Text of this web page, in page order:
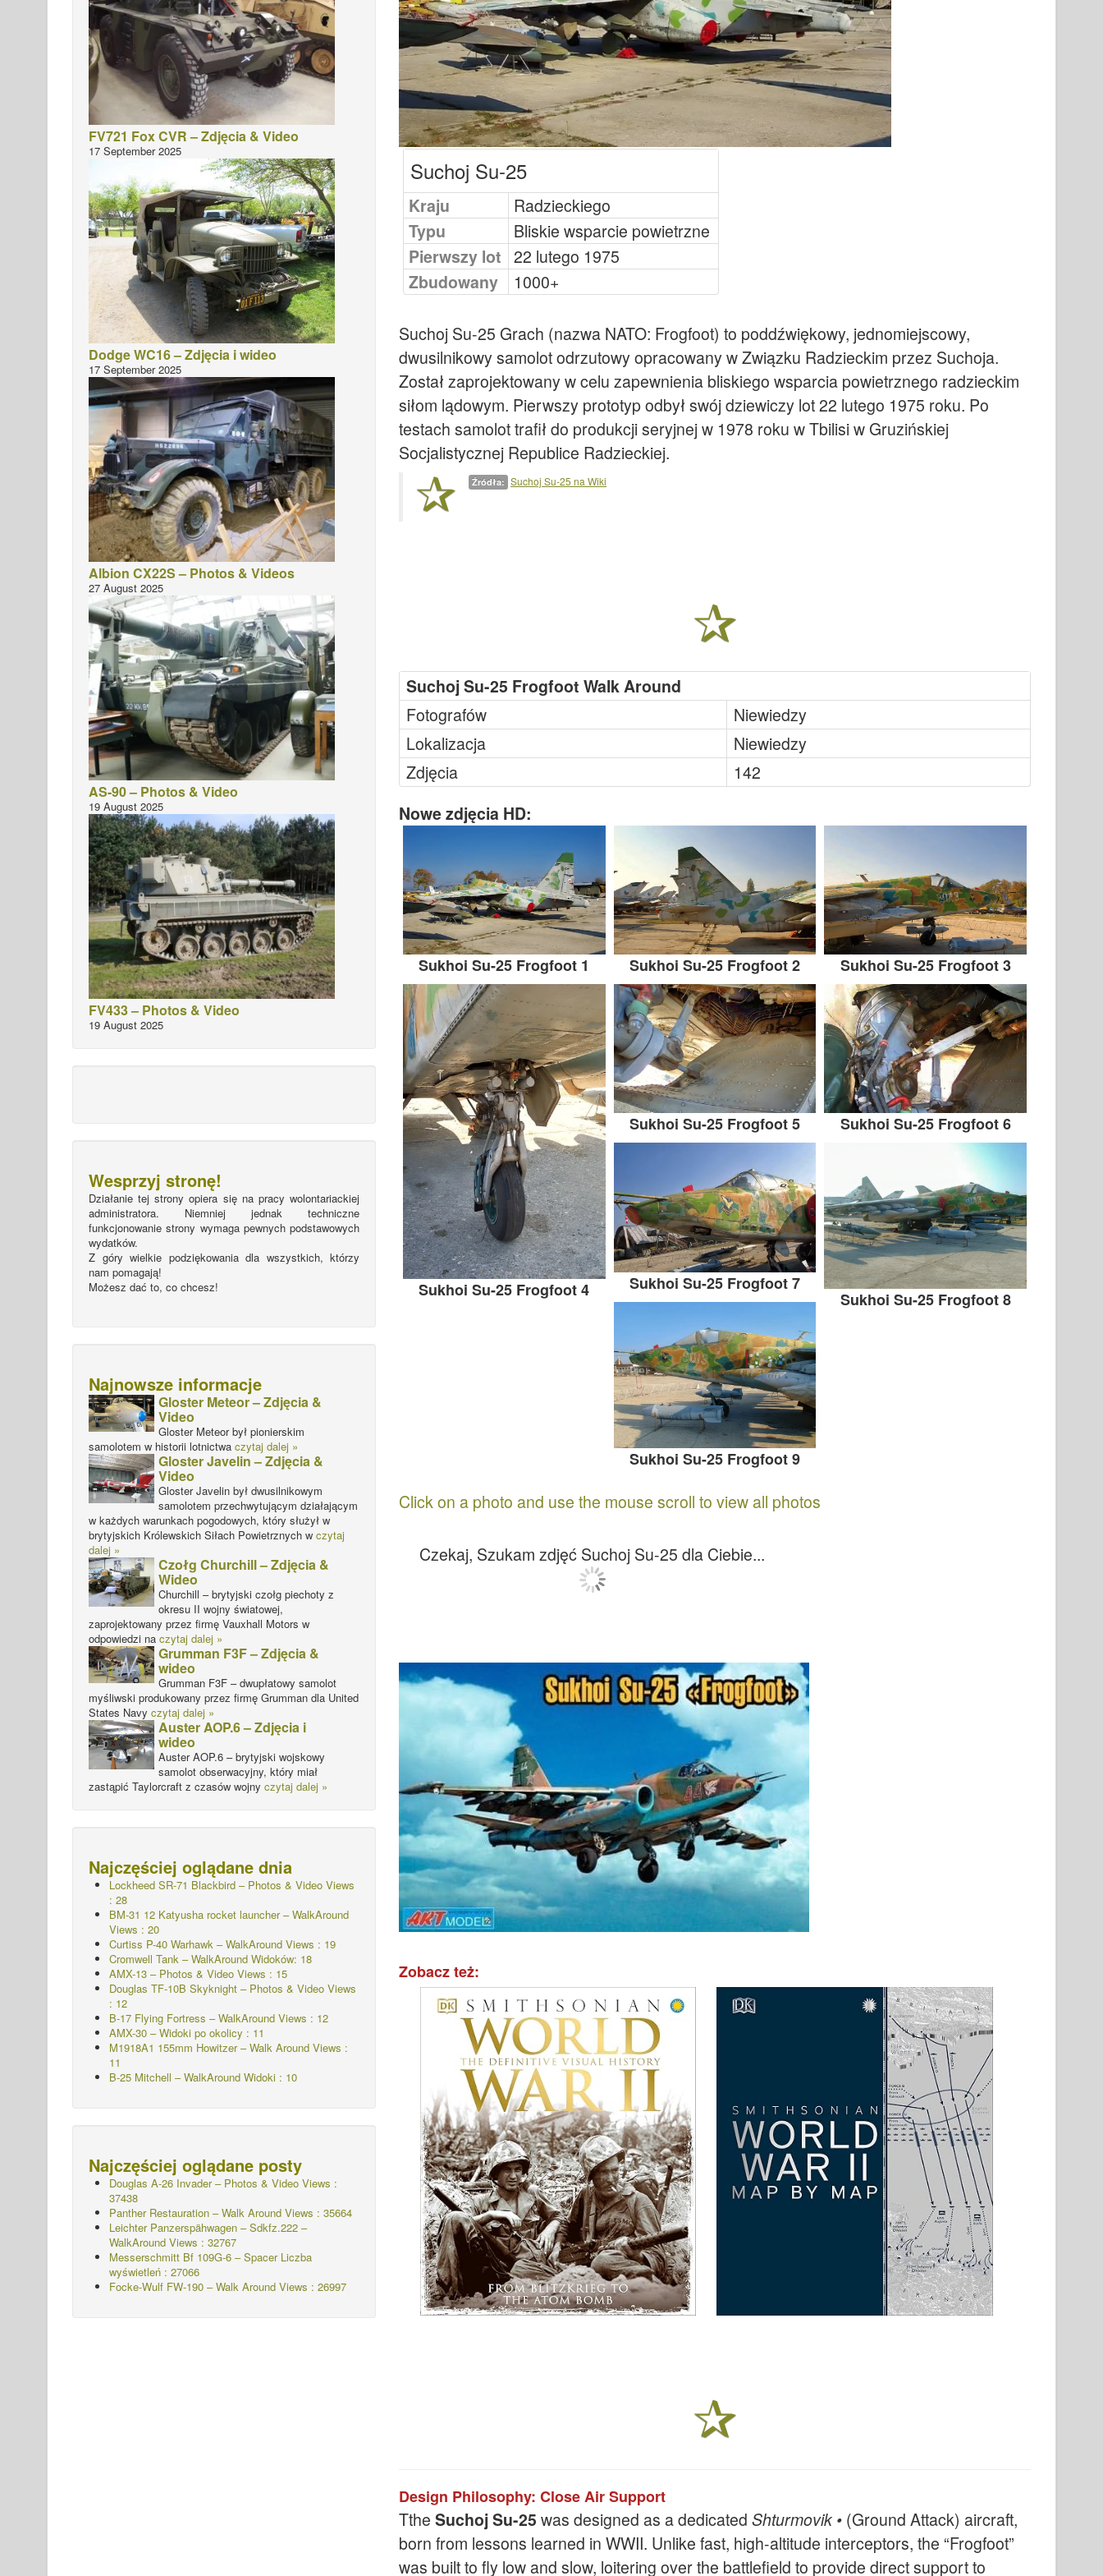
Suchoj Su-25
Kraju
Radzieckiego
Typu
Bliskie wsparcie powietrzne
Pierwszy lot 22 lutego 1975
Zbudowany
1000+
Suchoj Su-25 Grach (nazwa NATO: Frogfoot) to poddźwiękowy, jednomiejscowy,
dwusilnikowy samolot odrzutowy opracowany w Związku Radzieckim przez Suchoja.
Został zaprojektowany w celu zapewnienia bliskiego wsparcia powietrznego radzieckim
siłom lądowym. Pierwszy prototyp odbył swój dziewiczy lot 22 lutego 1975 roku. Po
testach samolot trafił do produkcji seryjnej w 1978 roku w Tbilisi w Gruzińskiej
Socjalistycznej Republice Radzieckiej.
Źródła: Suchoj Su-25 na Wiki
Suchoj Su-25 Frogfoot Walk Around
Fotografów
Niewiedzy
Lokalizacja
Niewiedzy
Zdjęcia
142
Nowe zdjęcia HD:
Sukhoi Su-25 Frogfoot 1 Sukhoi Su-25 Frogfoot 2 Sukhoi Su-25 Frogfoot 3
Sukhoi Su-25 Frogfoot 4
Sukhoi Su-25 Frogfoot 5 Sukhoi Su-25 Frogfoot 6
Sukhoi Su-25 Frogfoot 7
Sukhoi Su-25 Frogfoot 8
Sukhoi Su-25 Frogfoot 9
Click on a photo and use the mouse scroll to view all photos
Czekaj, Szukam zdjęć Suchoj Su-25 dla Ciebie...
Zobacz też:
Design Philosophy: Close Air Support
Tthe Suchoj Su-25 was designed as a dedicated Shturmovik • (Ground Attack) aircraft,
born from lessons learned in WWII. Unlike fast, high-altitude interceptors, the “Frogfoot”
was built to fly low and slow, loitering over the battlefield to provide direct support to
FV721 Fox CVR – Zdjęcia & Video
17 September 2025
Dodge WC16 – Zdjęcia i wideo
17 September 2025
Albion CX22S – Photos & Videos
27 August 2025
AS-90 – Photos & Video
19 August 2025
FV433 – Photos & Video
19 August 2025
Wesprzyj stronę!
Działanie tej strony opiera się na pracy wolontariackiej
administratora. Niemniej jednak techniczne
funkcjonowanie strony wymaga pewnych podstawowych
wydatków.
Z góry wielkie podziękowania dla wszystkich, którzy
nam pomagają!
Możesz dać to, co chcesz!
Najnowsze informacje
Gloster Meteor – Zdjęcia &
Video
Gloster Meteor był pionierskim
samolotem w historii lotnictwa czytaj dalej »
Gloster Javelin – Zdjęcia &
Video
Gloster Javelin był dwusilnikowym
samolotem przechwytującym działającym
w każdych warunkach pogodowych, który służył w
brytyjskich Królewskich Siłach Powietrznych w czytaj
dalej »
Czołg Churchill – Zdjęcia &
Wideo
Churchill – brytyjski czołg piechoty z
okresu II wojny światowej,
zaprojektowany przez firmę Vauxhall Motors w
odpowiedzi na czytaj dalej »
Grumman F3F – Zdjęcia &
wideo
Grumman F3F – dwupłatowy samolot
myśliwski produkowany przez firmę Grumman dla United
States Navy czytaj dalej »
Auster AOP.6 – Zdjęcia i
wideo
Auster AOP.6 – brytyjski wojskowy
samolot obserwacyjny, który miał
zastąpić Taylorcraft z czasów wojny czytaj dalej »
Najczęściej oglądane dnia
Lockheed SR-71 Blackbird – Photos & Video Views
: 28
BM-31 12 Katyusha rocket launcher – WalkAround
Views : 20
Curtiss P-40 Warhawk – WalkAround Views : 19
Cromwell Tank – WalkAround Widoków: 18
AMX-13 – Photos & Video Views : 15
Douglas TF-10B Skyknight – Photos & Video Views
: 12
B-17 Flying Fortress – WalkAround Views : 12
AMX-30 – Widoki po okolicy : 11
M1918A1 155mm Howitzer – Walk Around Views :
11
B-25 Mitchell – WalkAround Widoki : 10
Najczęściej oglądane posty
Douglas A-26 Invader – Photos & Video Views :
37438
Panther Restauration – Walk Around Views : 35664
Leichter Panzerspähwagen – Sdkfz.222 –
WalkAround Views : 32767
Messerschmitt Bf 109G-6 – SpacerLiczba
wyświetleń : 27066
Focke-Wulf FW-190 – Walk Around Views : 26997